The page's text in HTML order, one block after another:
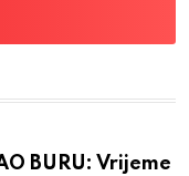
BURU: Vrijeme